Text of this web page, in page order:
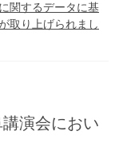
関するデータに基
取り上げられまし
演会におい